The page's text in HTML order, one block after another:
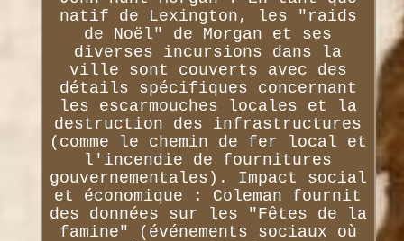
natif de Lexington, les "raids
de Noël" de Morgan et ses
diverses incursions dans la
ville sont couverts avec des
détails spécifiques concernant
les escarmouches locales et la
destruction des infrastructures
(comme le chemin de fer local et
l'incendie de fournitures
gouvernementales). Impact social
et économique : Coleman fournit
des données sur les "Fêtes de la
famine" (événements sociaux où